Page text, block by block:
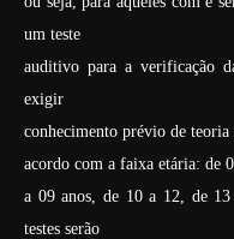
um teste
auditivo para a verificação
exigir
conhecimento prévio de
acordo com a faixa etária: de
a 09 anos, de 10 a 12, de
testes serão